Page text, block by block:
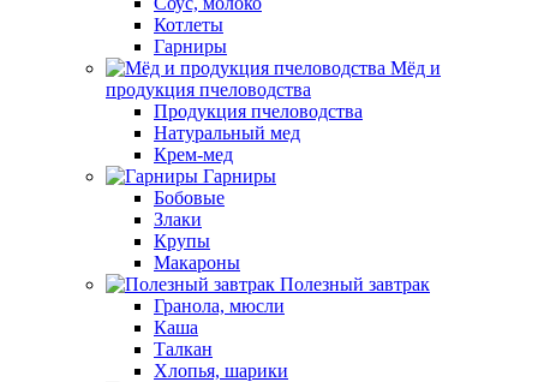
Котлеты
Гарниры
Мёд и
продукция пчеловодства
Продукция пчеловодства
Натуральный мед
Крем-мед
Гарниры
Бобовые
Злаки
Крупы
Макароны
Полезный завтрак
Гранола, мюсли
Каша
Талкан
Хлопья, шарики